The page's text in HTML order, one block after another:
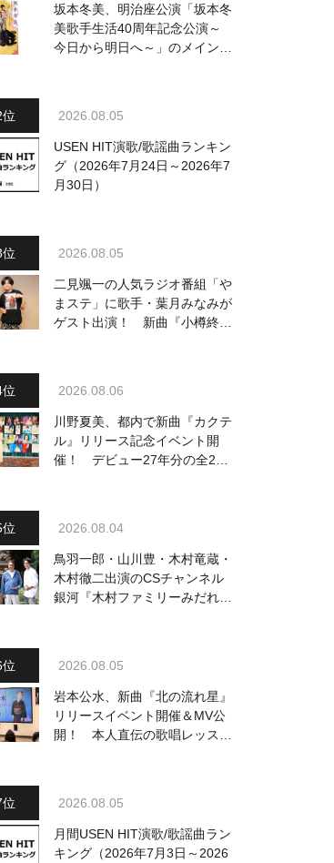
坂本冬美、明治座公演「坂本冬
美歌手生活40周年記念公演～
今日から明日へ～」のメインビ
2026.08.05
USEN HIT演歌/歌謡曲ランキン
グ（2026年7月24日～2026年7
月30日）
2026.08.05
二見颯一の人気ラジオ番組「や
まステ」に歌手・葉月みなみが
ゲスト出演！ 新曲『小樽終着
2026.08.06
川野夏美、都内で新曲『カクテ
ル』リリース記念イベント開
催！ デビュー27年分の全280
2026.08.04
鳥羽一郎・山川豊・木村竜蔵・
木村徹二出演のCSチャンネル
銀河『木村ファミリーみだれ旅
2026.08.05
岩本公水、新曲『北の流れ星』
リリースイベント開催＆MV公
開！ 本人直伝の歌唱レッスン
2026.08.05
月間USEN HIT演歌/歌謡曲ラン
キング（2026年7月3日～2026